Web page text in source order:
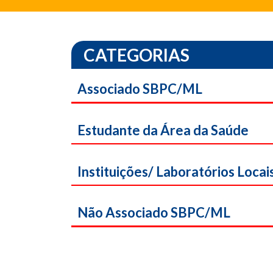
CATEGORIAS
Associado SBPC/ML
Estudante da Área da Saúde
Instituições/ Laboratórios
Não Associado SBPC/ML